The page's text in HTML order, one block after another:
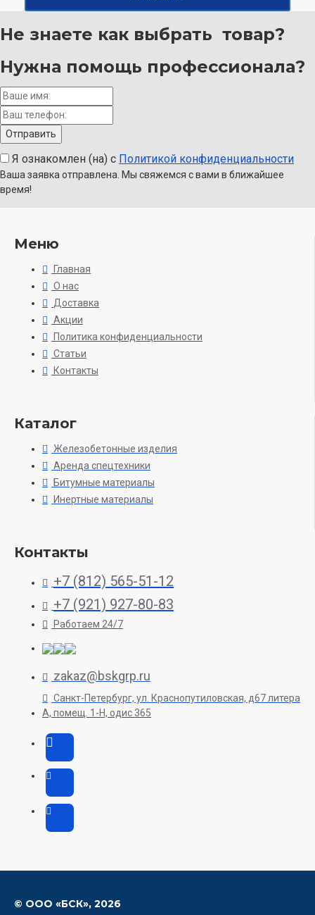
Не знаете как выбрать товар?
Нужна помощь профессионала?
Я ознакомлен (на) с Политикой конфиденциальности
Ваша заявка отправлена. Мы свяжемся с вами в ближайшее
время!
Меню
Главная
О нас
Доставка
Акции
Политика конфиденциальности
Статьи
Контакты
Каталог
Железобетонные изделия
Аренда спецтехники
Битумные материалы
Инертные материалы
Контакты
+7 (812) 565-51-12
+7 (921) 927-80-83
Работаем 24/7
zakaz@bskgrp.ru
Санкт-Петербург, ул. Краснопутиловская, д67 литера
А, помещ. 1-H, одис 365
© ООО «БСК», 2026